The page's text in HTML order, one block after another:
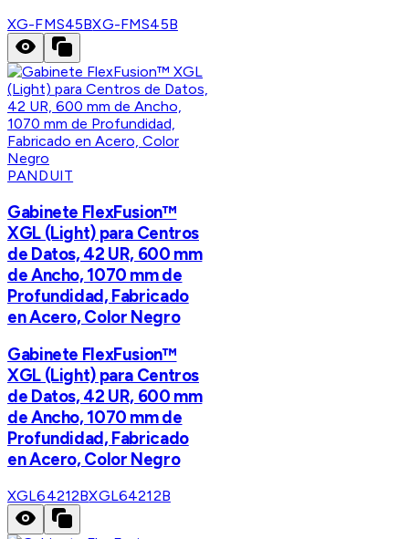
XG-FMS45BXG-FMS45B
PANDUIT
Gabinete FlexFusion™
XGL (Light) para Centros
de Datos, 42 UR, 600 mm
de Ancho, 1070 mm de
Profundidad, Fabricado
en Acero, Color Negro
Gabinete FlexFusion™
XGL (Light) para Centros
de Datos, 42 UR, 600 mm
de Ancho, 1070 mm de
Profundidad, Fabricado
en Acero, Color Negro
XGL64212BXGL64212B